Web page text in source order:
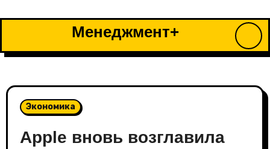
Менеджмент+
Экономика
Apple вновь возглавила